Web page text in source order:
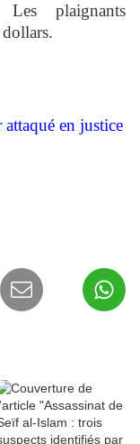
plaignants
en justice